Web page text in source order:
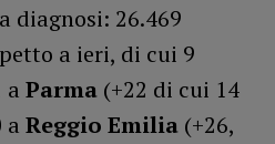
diagnosi: 26.469
a ieri, di cui 9
a Parma (+22 di cui 14
a Reggio Emilia (+26,